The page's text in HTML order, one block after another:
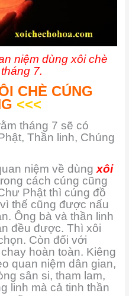
niệm dùng xôi chè
7.
CHÈ CÚNG
<<<
tháng 7 sẽ có
Thần linh, Chúng
niệm về dùng xôi
cách cúng cũng
Phật thì cúng đồ
thế cũng được nấu
Ông bà và thần linh
đều được. Thì xôi
Còn đối với
hoàn toàn. Kiêng
quan niệm dân gian,
sân si, tham lam,
linh mà cả tinh thần